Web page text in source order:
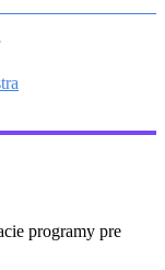
programy pre